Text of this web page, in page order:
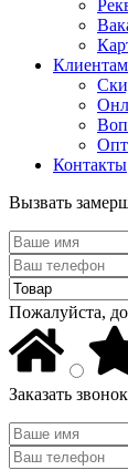
Клиентам
Контакты
Вызвать
Пожалуйста,
Заказать звонок